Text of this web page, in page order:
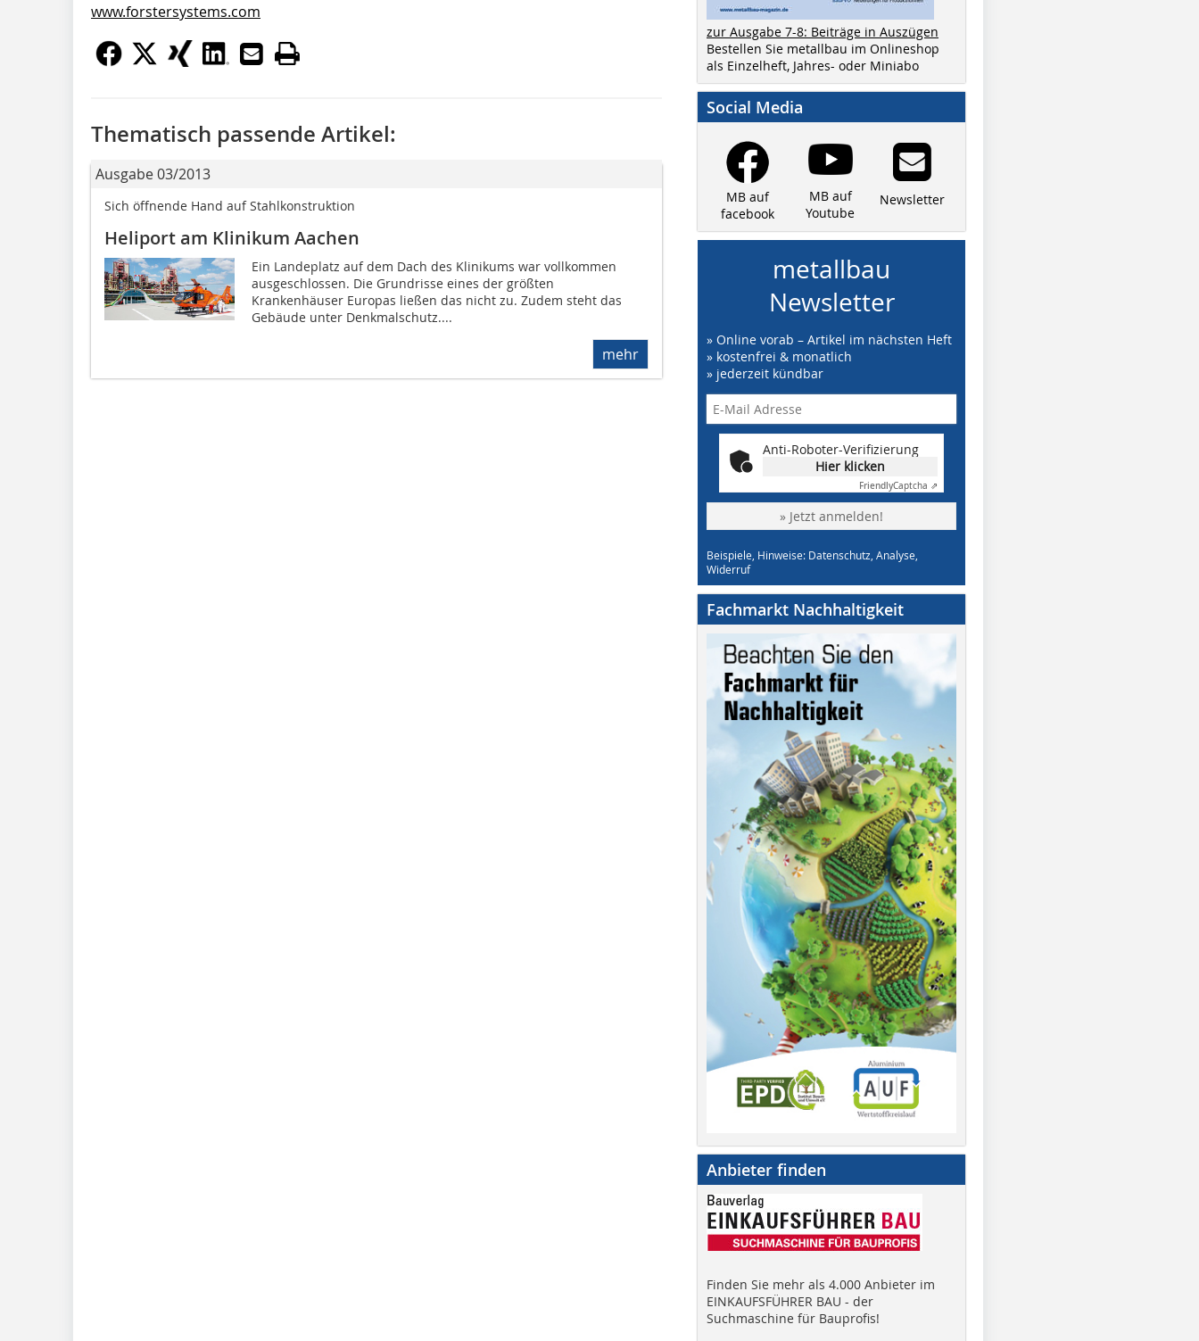
www.forstersystems.com
Thematisch passende Artikel:
Ausgabe 03/2013
Sich öffnende Hand auf Stahlkonstruktion
Heliport am Klinikum Aachen
Ein Landeplatz auf dem Dach des Klinikums war vollkommen
ausgeschlossen. Die Grundrisse eines der größten
Krankenhäuser Europas ließen das nicht zu. Zudem steht das
Gebäude unter Denkmalschutz....
mehr
zur Ausgabe 7-8: Beiträge in Auszügen
Bestellen Sie metallbau im Onlineshop
als Einzelheft, Jahres- oder Miniabo
Social Media
MB auf
facebook
MB auf
Youtube
Newsletter
metallbau
Newsletter
» Online vorab – Artikel im nächsten Heft
» kostenfrei & monatlich
» jederzeit kündbar
Anti-Roboter-Verifizierung
Hier klicken
FriendlyCaptcha ⇗
» Jetzt anmelden!
Beispiele, Hinweise: Datenschutz, Analyse,
Widerruf
Fachmarkt Nachhaltigkeit
Anbieter finden
Finden Sie mehr als 4.000 Anbieter im
EINKAUFSFÜHRER BAU - der
Suchmaschine für Bauprofis!